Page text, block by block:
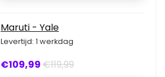
Maruti - Yale
Levertijd: 1 werkdag
€109,99€119,99